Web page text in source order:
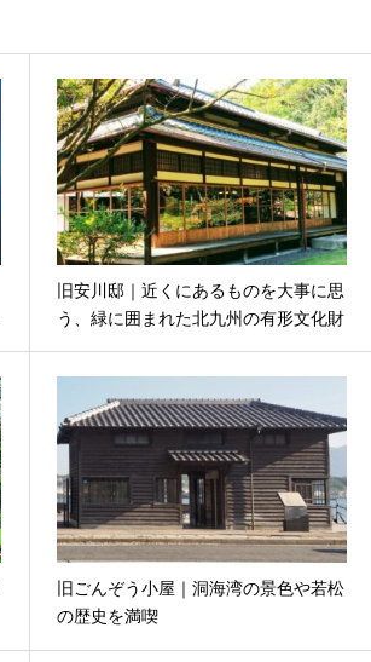
旧安川邸｜近くにあるものを大事に思
う、緑に囲まれた北九州の有形文化財
旧ごんぞう小屋｜洞海湾の景色や若松
の歴史を満喫